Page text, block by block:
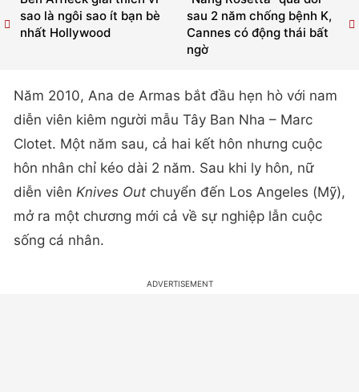
sau 2 năm chống bệnh K,
Cannes có động thái bất
ngờ
sao là ngôi sao ít bạn bè
nhất Hollywood
Năm 2010, Ana de Armas bắt đầu hẹn hò với nam
diễn viên kiêm người mẫu Tây Ban Nha – Marc
Clotet. Một năm sau, cả hai kết hôn nhưng cuộc
hôn nhân chỉ kéo dài 2 năm. Sau khi ly hôn, nữ
diễn viên Knives Out chuyển đến Los Angeles (Mỹ),
mở ra một chương mới cả về sự nghiệp lẫn cuộc
sống cá nhân.